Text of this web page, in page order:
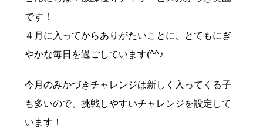
です！
４月に入ってからありがたいことに、とてもにぎ
やかな毎日を過ごしています(^^♪
今月のみかづきチャレンジは新しく入ってくる子
も多いので、挑戦しやすいチャレンジを設定して
います！